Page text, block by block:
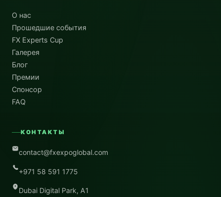
О нас
Прошедшие события
FX Experts Cup
Галерея
Блог
Премии
Спонсор
FAQ
КОНТАКТЫ
contact@fxexpoglobal.com
+971 58 591 1775
Dubai Digital Park, A1